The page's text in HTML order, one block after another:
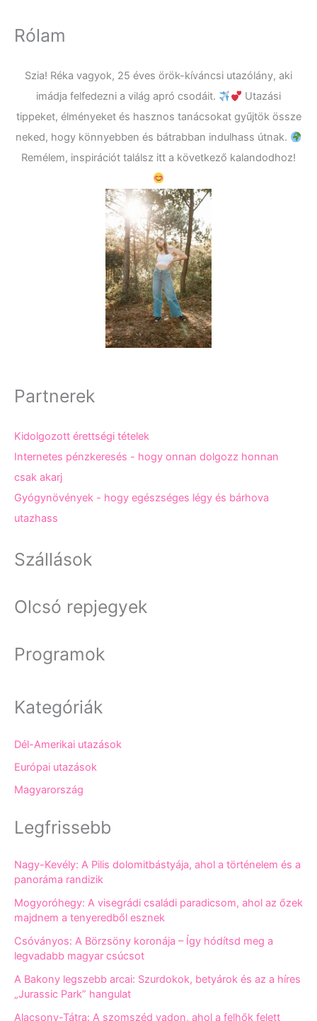
Rólam
Szia! Réka vagyok, 25 éves örök-kíváncsi utazólány, aki
imádja felfedezni a világ apró csodáit.
Utazási
tippeket, élményeket és hasznos tanácsokat gyűjtök össze
neked, hogy könnyebben és bátrabban indulhass útnak.
Remélem, inspirációt találsz itt a következő kalandodhoz!
Partnerek
Kidolgozott érettségi tételek
Internetes pénzkeresés - hogy onnan dolgozz honnan
csak akarj
Gyógynövények - hogy egészséges légy és bárhova
utazhass
Szállások
Olcsó repjegyek
Programok
Kategóriák
Dél-Amerikai utazások
Európai utazások
Magyarország
Legfrissebb
Nagy-Kevély: A Pilis dolomitbástyája, ahol a történelem és a
panoráma randizik
Mogyoróhegy: A visegrádi családi paradicsom, ahol az őzek
majdnem a tenyeredből esznek
Csóványos: A Börzsöny koronája – Így hódítsd meg a
legvadabb magyar csúcsot
A Bakony legszebb arcai: Szurdokok, betyárok és az a híres
„Jurassic Park” hangulat
Alacsony-Tátra: A szomszéd vadon, ahol a felhők felett